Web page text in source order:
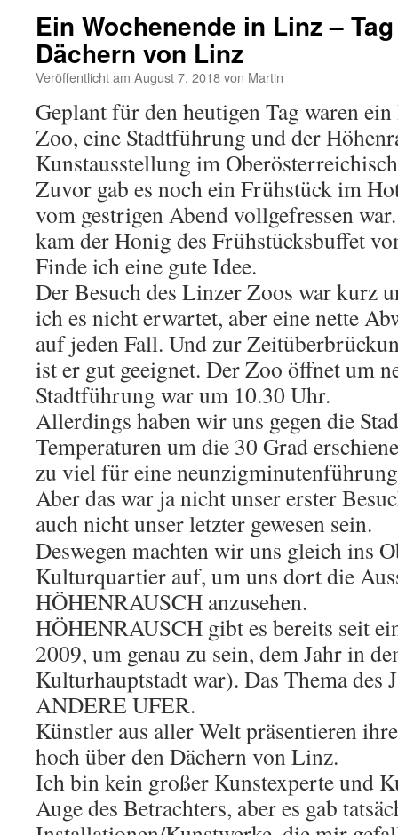
Ein Wochenende in Linz –
Dächern von Linz
Veröffentlicht am August 7, 2018von Martin
Geplant für den heutigen Tag waren
Zoo, eine Stadtführung und der
Kunstausstellung im
Zuvor gab es noch ein Frühstück im
vom gestrigen Abend vollgefressen
kam der Honig des Frühstücksbuffet
Finde ich eine gute Idee.
Der Besuch des Linzer Zoos war kurz
ich es nicht erwartet, aber eine nette
auf jeden Fall. Und zur
ist er gut geeignet. Der Zoo öffnet um
Stadtführung war um 10.30 Uhr.
Allerdings haben wir uns gegen die
Temperaturen um die 30 Grad
zu viel für eine
Aber das war ja nicht unser erster
auch nicht unser letzter gewesen sein.
Deswegen machten wir uns gleich ins
Kulturquartier auf, um uns dort die
HÖHENRAUSCH anzusehen.
HÖHENRAUSCH gibt es bereits seit
2009, um genau zu sein, dem Jahr in
Kulturhauptstadt war). Das Thema des
ANDERE UFER.
Künstler aus aller Welt präsentieren
hoch über den Dächern von Linz.
Ich bin kein großer Kunstexperte und
Auge des Betrachters, aber es gab